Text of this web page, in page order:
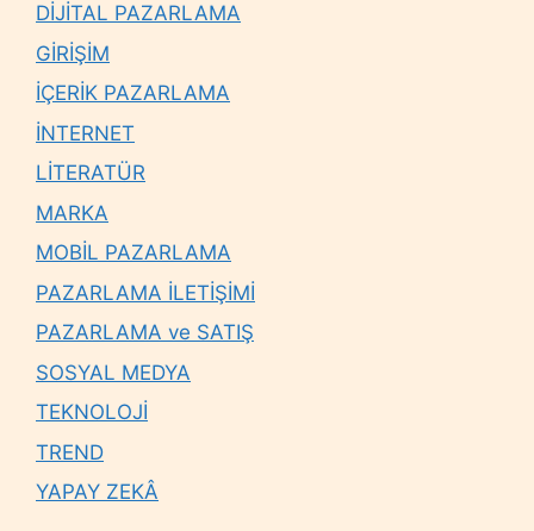
DİJİTAL PAZARLAMA
GİRİŞİM
İÇERİK PAZARLAMA
İNTERNET
LİTERATÜR
MARKA
MOBİL PAZARLAMA
PAZARLAMA İLETİŞİMİ
PAZARLAMA ve SATIŞ
SOSYAL MEDYA
TEKNOLOJİ
TREND
YAPAY ZEKÂ